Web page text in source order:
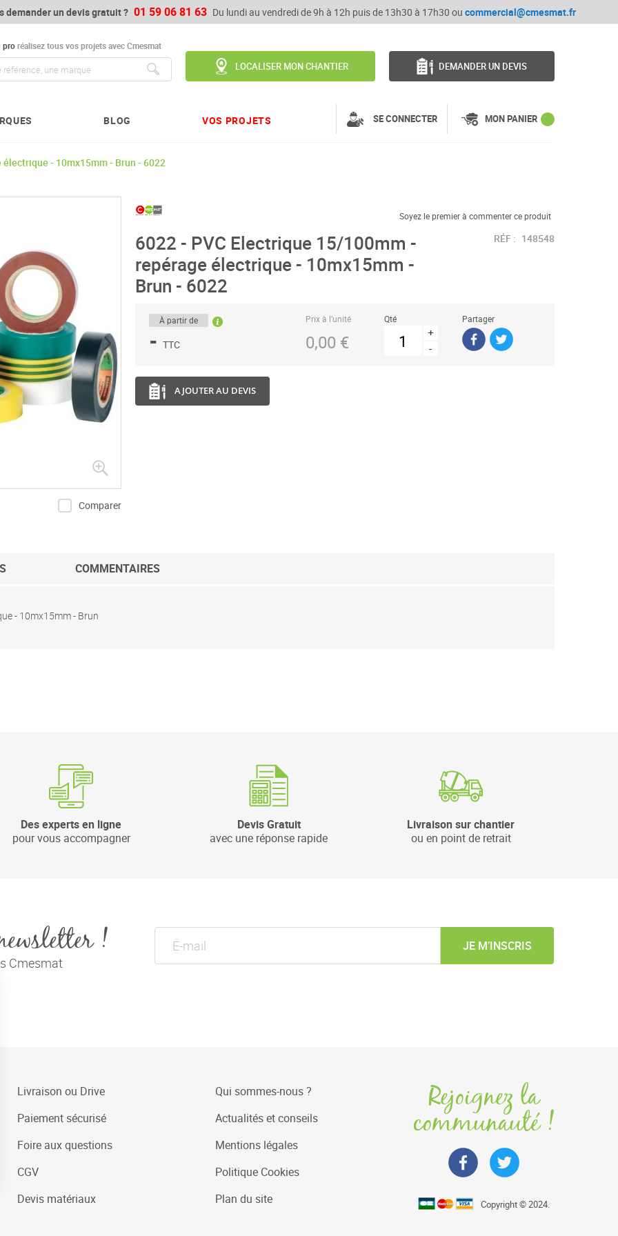
demander un devis gratuit ? 01 59 06 81 63 Du lundi au vendredi de 9h à 12h puis de 13h30 à 17h30 ou commercial@cmesmat.fr
proréalisez tous vos projets avec Cmesmat
LOCALISER MON CHANTIER DEMANDER UN DEVIS
BLOG VOS PROJETS SE CONNECTER MON PANIER
- 10mx15mm - Brun - 6022
Comparer
Soyez le premier à commenter ce produit
6022 - PVC Electrique 15/100mm -
repérage électrique - 10mx15mm -
Brun - 6022
RÉF : 148548
À partir de
- TTC
Prix à l’unité
0,00 €
Qté
+
-
Partager
AJOUTER AU DEVIS
- 10mx15mm - Brun
COMMENTAIRES
Des experts en ligne
pour vous accompagner
Devis Gratuit
avec une réponse rapide
Livraison sur chantier
ou en point de retrait
!
Cmesmat
JE M’INSCRIS
Livraison ou Drive
Paiement sécurisé
Foire aux questions
CGV
Devis matériaux
Qui sommes-nous ?
Actualités et conseils
Mentions légales
Politique Cookies
Plan du site
Rejoignez la
communauté !
Copyright © 2024.